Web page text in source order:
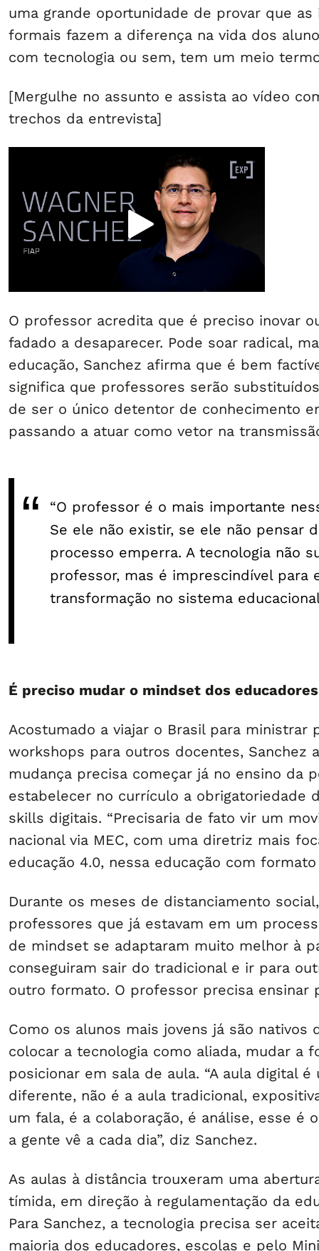
uma grande oportunidade de provar que
formais fazem a diferença na vida dos
com tecnologia ou sem, tem um meio
[Mergulhe no assunto e assista ao vídeo
trechos da entrevista]
O professor acredita que é preciso inovar
fadado a desaparecer. Pode soar radical,
educação, Sanchez afirma que é bem
significa que professores serão
de ser o único detentor de conhecimento
passando a atuar como vetor na
“O professor é o mais importante
Se ele não existir, se ele não pensar
processo emperra. A tecnologia não
professor, mas é imprescindível para
transformação no sistema
É preciso mudar o mindset dos educadores
Acostumado a viajar o Brasil para ministrar
workshops para outros docentes, Sanchez
mudança precisa começar já no ensino da
estabelecer no currículo a obrigatoriedade
skills digitais. “Precisaria de fato vir um
nacional via MEC, com uma diretriz mais
educação 4.0, nessa educação com
Durante os meses de distanciamento
professores que já estavam em um
de mindset se adaptaram muito melhor à
conseguiram sair do tradicional e ir para
outro formato. O professor precisa ensinar
Como os alunos mais jovens já são nativos
colocar a tecnologia como aliada, mudar a
posicionar em sala de aula. “A aula digital
diferente, não é a aula tradicional,
um fala, é a colaboração, é análise, esse é
a gente vê a cada dia”, diz Sanchez.
As aulas à distância trouxeram uma
tímida, em direção à regulamentação da
Para Sanchez, a tecnologia precisa ser
maioria dos educadores, escolas e pelo